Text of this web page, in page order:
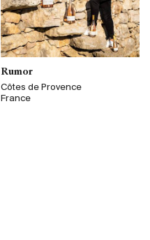
Rumor
Côtes de Provence
France